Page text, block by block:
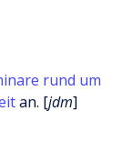
rund um
an. [jdm]